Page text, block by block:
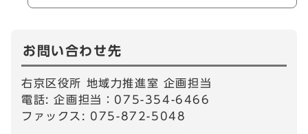
お問い合わせ先
右京区役所 地域力推進室 企画担当
電話: 企画担当：075-354-6466
ファックス: 075-872-5048